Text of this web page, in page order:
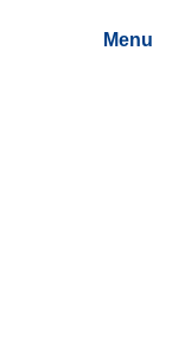
Menu